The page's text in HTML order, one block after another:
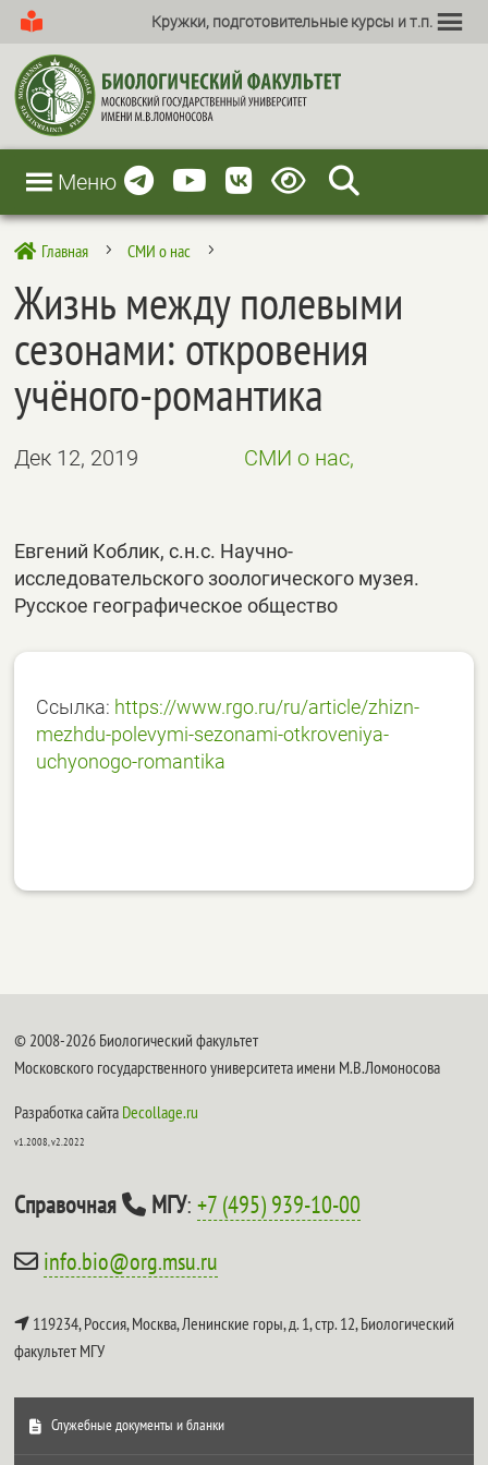
Кружки, подготовительные курсы и т.п.
Меню
 Главная 5 СМИ о нас 5
Жизнь между полевыми
сезонами: откровения
учёного-романтика
Дек 12, 2019 СМИ о нас,
Евгений Коблик, с.н.с. Научно-
исследовательского зоологического музея.
Русское географическое общество
Ссылка: https://www.rgo.ru/ru/article/zhizn-
mezhdu-polevymi-sezonami-otkroveniya-
uchyonogo-romantika
© 2008-2026 Биологический факультет
Московского государственного университета имени М.В.Ломоносова
Разработка сайта Decollage.ru
v1.2008, v2.2022
Справочная МГУ:+7 (495) 939-10-00
info.bio@org.msu.ru
119234, Россия, Москва, Ленинские горы, д. 1, стр. 12,Биологический
факультет МГУ
Служебные документы и бланки